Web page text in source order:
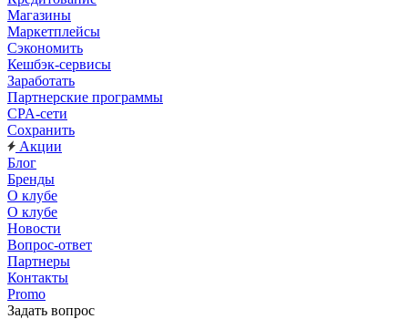
Магазины
Маркетплейсы
Сэкономить
Кешбэк-сервисы
Заработать
Партнерские программы
CPA-сети
Сохранить
Акции
Блог
Бренды
О клубе
О клубе
Новости
Вопрос-ответ
Партнеры
Контакты
Promo
Задать вопрос